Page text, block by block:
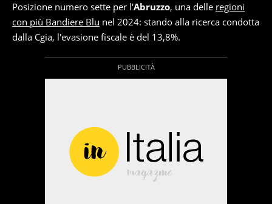
Posizione numero sette per l'Abruzzo, una delle regioni
con più Bandiere Blu nel 2024: stando alla ricerca condotta
dalla Cgia, l'evasione fiscale è del 13,8%.